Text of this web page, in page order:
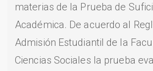
materias de la Prueba de
Académica. De acuerdo al
Admisión Estudiantil de la
Ciencias Sociales la prueba